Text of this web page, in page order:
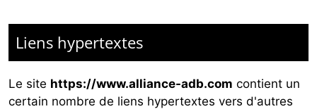
Liens hypertextes
Le site https://www.alliance-adb.com contient un
certain nombre de liens hypertextes vers d'autres